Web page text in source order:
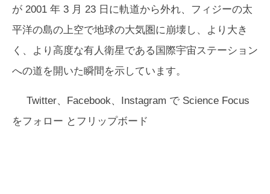
が 2001 年 3 月 23 日に軌道から外れ、フィジーの太
平洋の島の上空で地球の大気圏に崩壊し、より大き
く、より高度な有人衛星である国際宇宙ステーション
への道を開いた瞬間を示しています。
Twitter、Facebook、Instagram で Science Focus
をフォロー とフリップボード